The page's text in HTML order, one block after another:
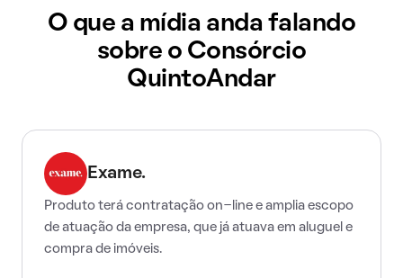
O que a mídia anda falando
sobre o Consórcio
QuintoAndar
Exame.
Produto terá contratação on-line e amplia escopo
de atuação da empresa, que já atuava em aluguel e
compra de imóveis.